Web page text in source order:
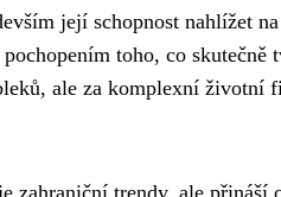
její schopnost nahlížet
toho, co skutečně
ale za komplexní
zahraniční trendy, ale přináší